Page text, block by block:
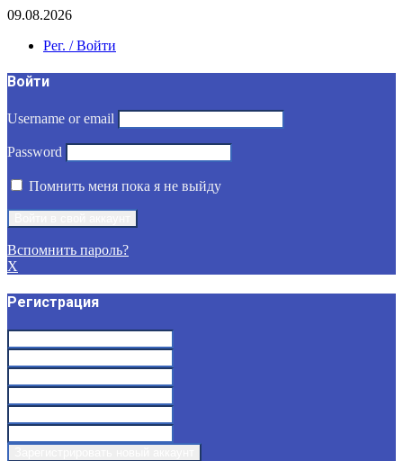
09.08.2026
Рег. / Войти
Войти
Username or email
Password
Помнить меня пока я не выйду
Вспомнить пароль?
X
Регистрация